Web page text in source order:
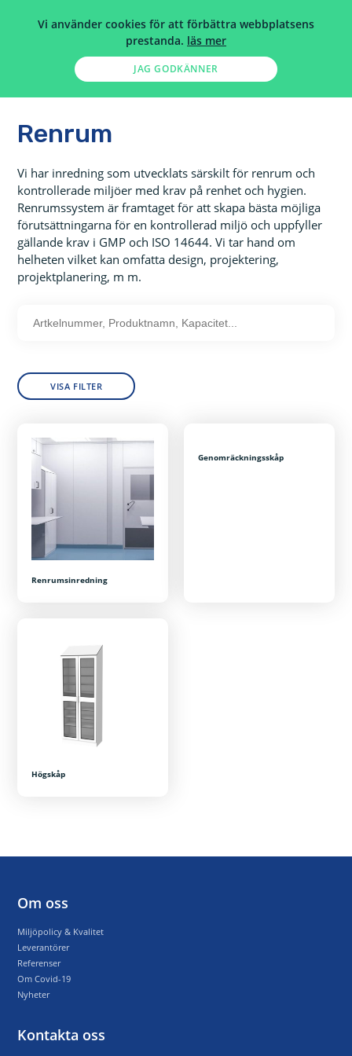
Vi använder cookies för att förbättra webbplatsens
prestanda. läs mer
JAG GODKÄNNER
HÄLSO- SJUKVÅRD INREDNING > RENRUM
Renrum
Vi har inredning som utvecklats särskilt för renrum och
kontrollerade miljöer med krav på renhet och hygien.
Renrumssystem är framtaget för att skapa bästa möjliga
förutsättningarna för en kontrollerad miljö och uppfyller
gällande krav i GMP och ISO 14644. Vi tar hand om
helheten vilket kan omfatta design, projektering,
projektplanering, m m.
Produktnamn,
Kapacitet...
VISA FILTER
Renrumsinredning
Genomräckningsskåp
Högskåp
Om oss
Miljöpolicy & Kvalitet
Leverantörer
Referenser
Om Covid-19
Nyheter
Kontakta oss